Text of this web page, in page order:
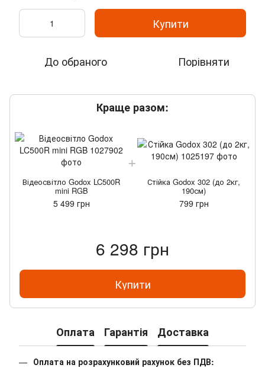
Купити
До обраного Порівняти
Краще разом:
Відеосвітло Godox LC500R
mini RGB
5 499 грн
Стійка Godox 302 (до 2кг,
190см)
799 грн
6 298 грн
Купити
Оплата Гарантія Доставка
Оплата на розрахунковий рахунок без ПДВ: